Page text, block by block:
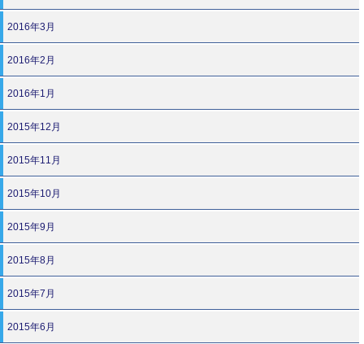
2016年3月
2016年2月
2016年1月
2015年12月
2015年11月
2015年10月
2015年9月
2015年8月
2015年7月
2015年6月